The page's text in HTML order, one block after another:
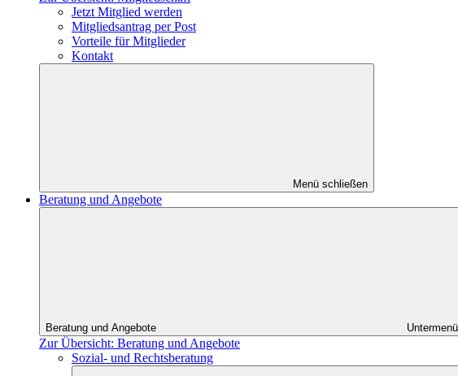
Jetzt Mitglied werden
Mitgliedsantrag per Post
Vorteile für Mitglieder
Kontakt
Menü schließen
Beratung und Angebote
Beratung und Angebote
Zur Übersicht: Beratung und Angebote
Sozial- und Rechtsberatung